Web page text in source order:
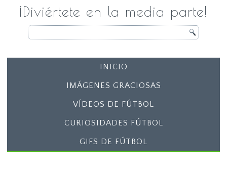
¡Diviértete en la media parte!
INICIO
IMÁGENES GRACIOSAS
VÍDEOS DE FÚTBOL
CURIOSIDADES FÚTBOL
GIFS DE FÚTBOL